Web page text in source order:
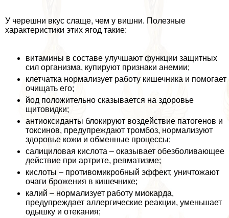
У черешни вкус слаще, чем у вишни. Полезные
хаpaктеристики этих ягод такие:
витамины в составе улучшают функции защитных
сил организма, купируют признаки анемии;
клетчатка нормализует работу кишечника и помогает
очищать его;
йод положительно сказывается на здоровье
щитовидки;
антиоксиданты блокируют воздействие патогенов и
токсинов, предупреждают тромбоз, нормализуют
здоровье кожи и обменные процессы;
салициловая кислота – оказывает обезболивающее
действие при артрите, ревматизме;
кислоты – противомикробный эффект, уничтожают
очаги брожения в кишечнике;
калий – нормализует работу миокарда,
предупреждает аллергические реакции, уменьшает
одышку и отекания;